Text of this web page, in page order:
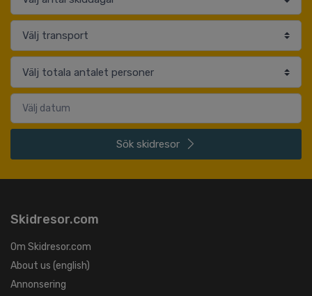
Sök skidresor
Skidresor.com
Om Skidresor.com
About us (english)
Annonsering